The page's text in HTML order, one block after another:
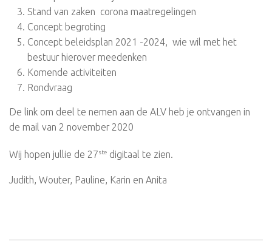
Stand van zaken corona maatregelingen
Concept begroting
Concept beleidsplan 2021 -2024, wie wil met het
bestuur hierover meedenken
Komende activiteiten
Rondvraag
De link om deel te nemen aan de ALV heb je ontvangen in
de mail van 2 november 2020
Wij hopen jullie de 27ste digitaal te zien.
Judith, Wouter, Pauline, Karin en Anita